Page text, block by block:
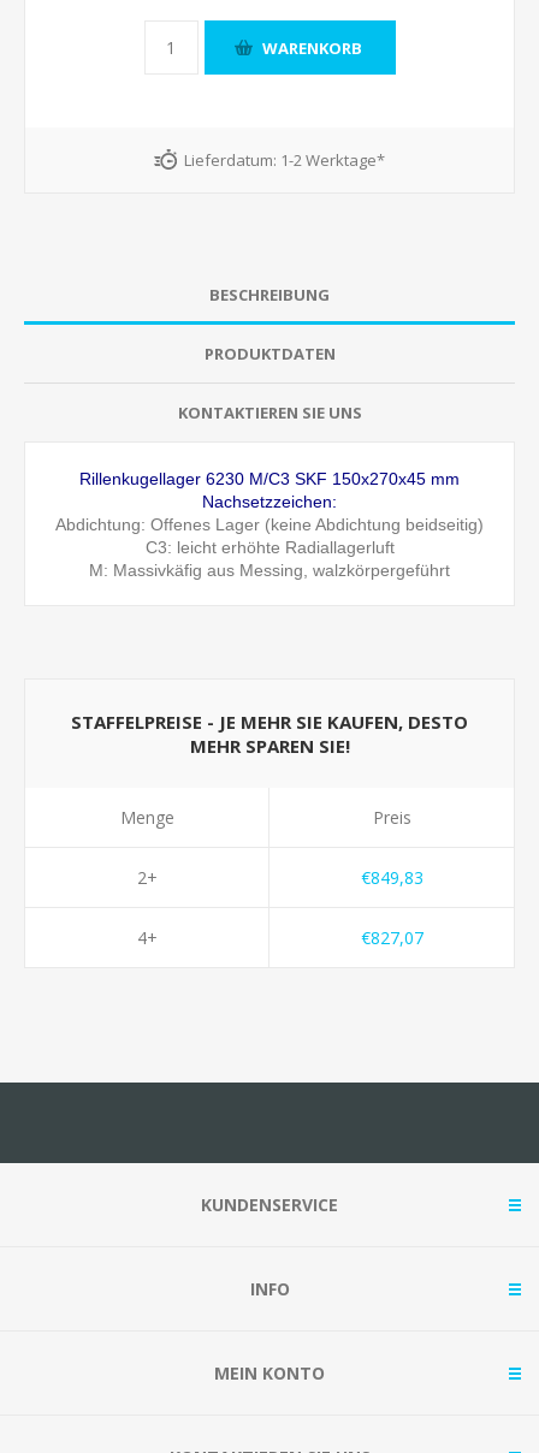
Lieferdatum: 1-2 Werktage*
BESCHREIBUNG
PRODUKTDATEN
KONTAKTIEREN SIE UNS
Rillenkugellager 6230 M/C3 SKF 150x270x45 mm
Nachsetzzeichen:
Abdichtung: Offenes Lager (keine Abdichtung beidseitig)
C3: leicht erhöhte Radiallagerluft
M: Massivkäfig aus Messing, walzkörpergeführt
STAFFELPREISE - JE MEHR SIE KAUFEN, DESTO
MEHR SPAREN SIE!
Menge
2+
4+
Preis
€849,83
€827,07
KUNDENSERVICE
INFO
MEIN KONTO